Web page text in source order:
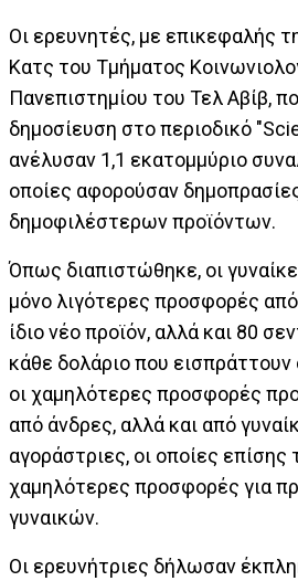
Οι ερευνητές, με επικεφαλής
Κατς του Τμήματος
Πανεπιστημίου του Τελ Αβίβ,
δημοσίευση στο περιοδικό
ανέλυσαν 1,1 εκατομμύριο
οποίες αφορούσαν
δημοφιλέστερων προϊόντων.
Όπως διαπιστώθηκε, οι
μόνο λιγότερες προσφορές από
ίδιο νέο προϊόν, αλλά και 80
κάθε δολάριο που
οι χαμηλότερες προσφορές
από άνδρες, αλλά και από
αγοράστριες, οι οποίες επίσης
χαμηλότερες προσφορές για
γυναικών.
Οι ερευνήτριες δήλωσαν